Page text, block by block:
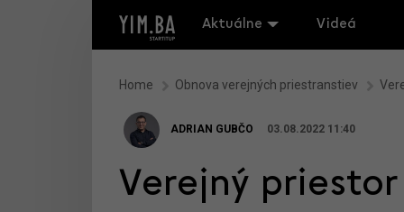
Aktuálne Videá
Home Obnova verejných priestranstiev
ADRIAN GUBČO 03.08.2022 11:40
Verejný